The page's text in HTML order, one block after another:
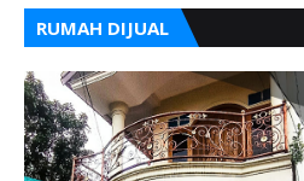
RUMAH DIJUAL